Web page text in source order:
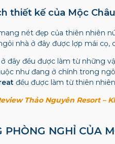
thiết kế của Mộc
nét đẹp của thiên nhiên
nhà ở đây được lợp mái
đây đều được làm từ những
như đang ở chính trong
đều được làm từ thiên
Thảo Nguyên Resort –
PHÒNG NGHỈ CỦA